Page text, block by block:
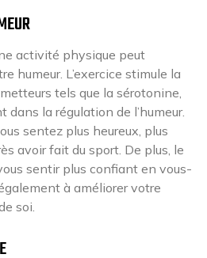
activité physique peut
humeur. L’exercice stimule la
tels que la sérotonine,
dans la régulation de l’humeur.
sentez plus heureux, plus
avoir fait du sport. De plus, le
sentir plus confiant en vous-
à améliorer votre
soi.